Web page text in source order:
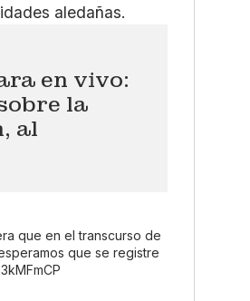
aledañas.
en vivo:
la
al
que en el transcurso de
que se registre